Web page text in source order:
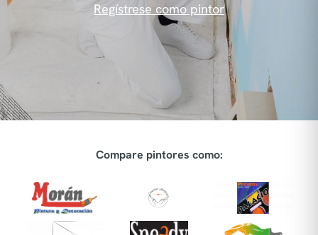
Regístrese como pintor
Compare pintores como: